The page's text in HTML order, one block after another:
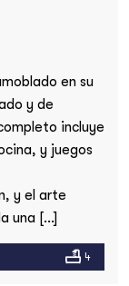
en su
y de
incluye
y juegos
y el arte
una […]
4